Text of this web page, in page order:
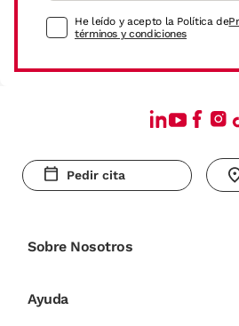
He leído y acepto la Política de
términos y condiciones
Pedir cita
Sobre Nosotros
Ayuda